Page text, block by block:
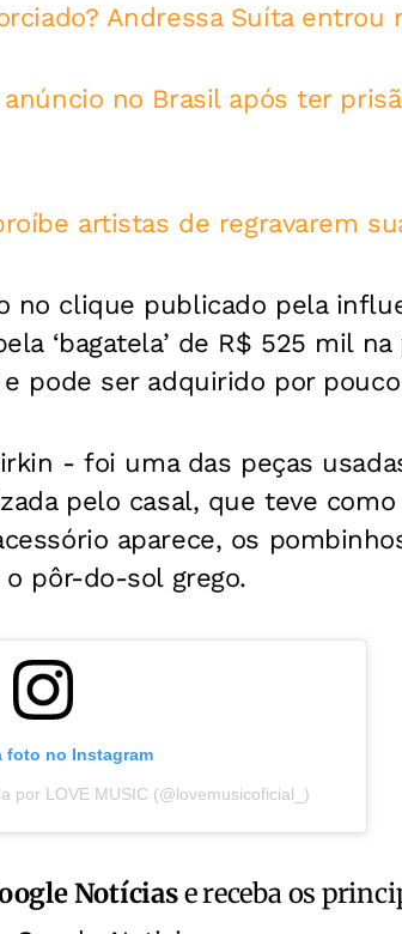
Andressa Suíta
no Brasil após ter
artistas de regravarem
no clique publicado pela
‘bagatela’ de R$ 525 mil
pode ser adquirido por
- foi uma das peças
pelo casal, que teve
aparece, os
pôr-do-sol grego.
foto no Instagram
por LOVE MUSIC (@lovemusicoficial_)
Notíciase receba os